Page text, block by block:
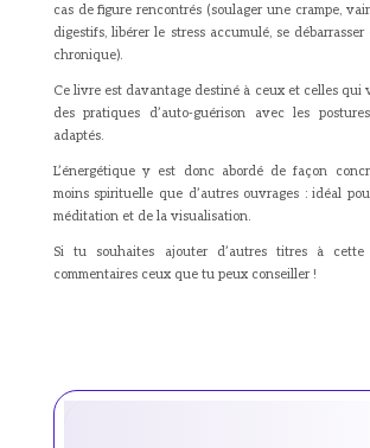
cas de figure rencontrés (soulager une crampe,
digestifs, libérer le stress accumulé, se
chronique).
Ce livre est davantage destiné à ceux et celles qui
des pratiques d’auto-guérison avec les
adaptés.
L’énergétique y est donc abordé de façon
moins spirituelle que d’autres ouvrages : idéal
méditation et de la visualisation.
Si tu souhaites ajouter d’autres titres à
commentaires ceux que tu peux conseiller !